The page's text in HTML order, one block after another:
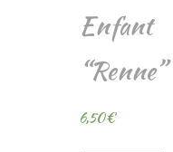
Enfant
“Renne”
6,50€